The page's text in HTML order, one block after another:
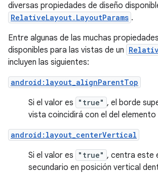
diversas propiedades de diseño
RelativeLayout.LayoutParams .
Entre algunas de las muchas
disponibles para las vistas de un
incluyen las siguientes:
android:layout_alignParentTop
Si el valor es "true" , el borde
vista coincidirá con el del elemento
android:layout_centerVertical
Si el valor es "true" , centra este
secundario en posición vertical